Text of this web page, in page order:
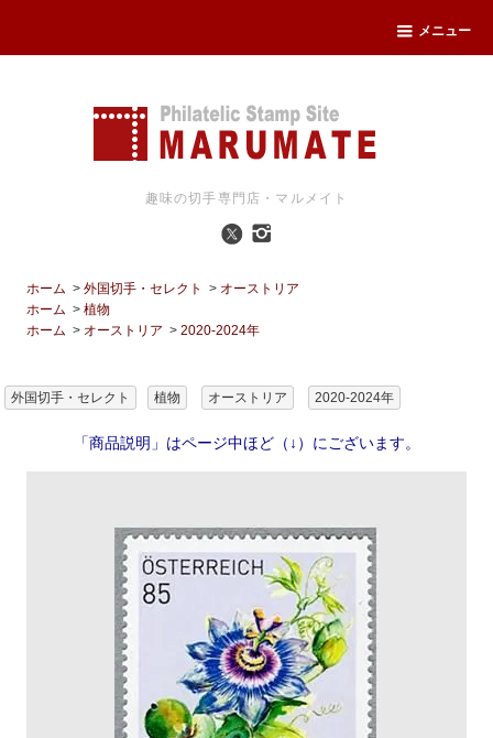
メニュー
趣味の切手専門店・マルメイト
ホーム >外国切手・セレクト > オーストリア
ホーム >植物
ホーム > オーストリア >2020-2024年
外国切手・セレクト 植物 オーストリア 2020-2024年
「商品説明」はページ中ほど（↓）にございます。